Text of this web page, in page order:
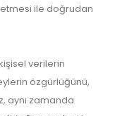
ile doğrudan
verilerin
özgürlüğünü,
aynı zamanda